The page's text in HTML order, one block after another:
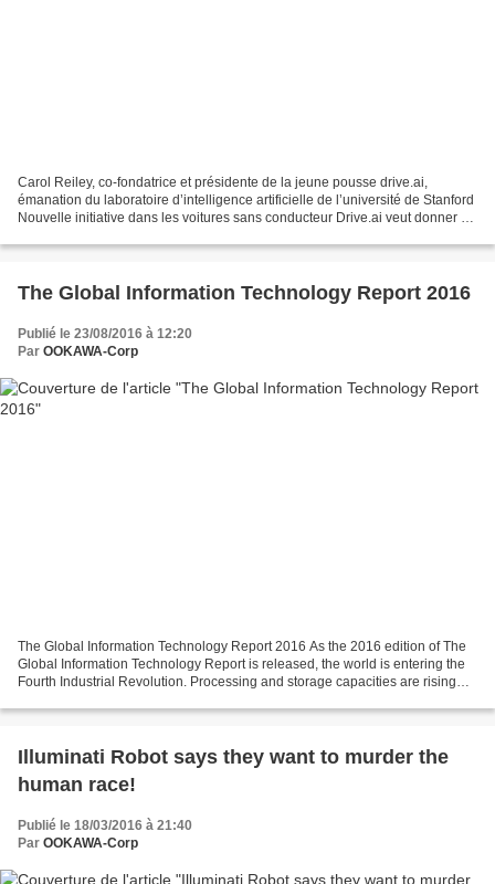
Carol Reiley, co-fondatrice et présidente de la jeune pousse drive.ai,
émanation du laboratoire d’intelligence artificielle de l’université de Stanford
Nouvelle initiative dans les voitures sans conducteur Drive.ai veut donner de
The Global Information Technology Report 2016
Publié le 23/08/2016 à 12:20
Par OOKAWA-Corp
The Global Information Technology Report 2016 As the 2016 edition of The
Global Information Technology Report is released, the world is entering the
Fourth Industrial Revolution. Processing and storage capacities are rising
Illuminati Robot says they want to murder the
human race!
Publié le 18/03/2016 à 21:40
Par OOKAWA-Corp